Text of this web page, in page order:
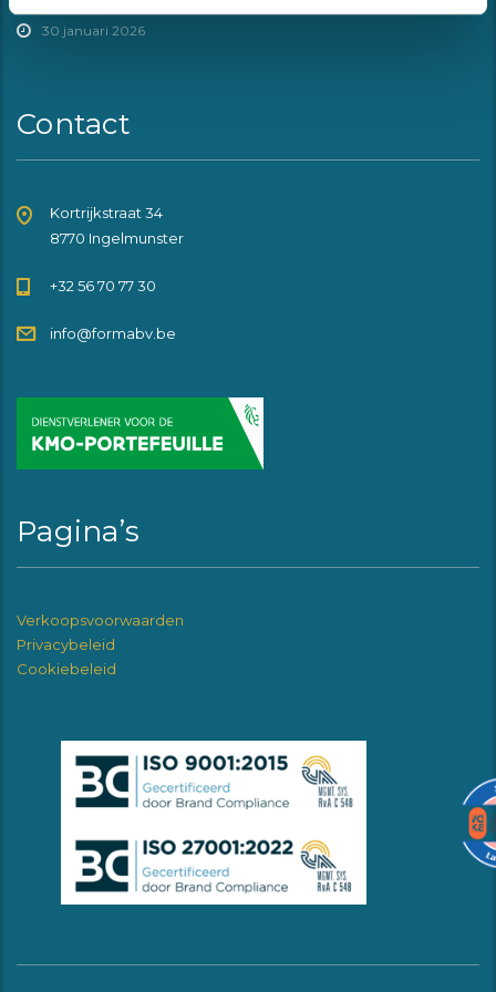
30 januari 2026
Contact
Kortrijkstraat 34
8770 Ingelmunster
+32 56 70 77 30
info@formabv.be
Pagina’s
Verkoopsvoorwaarden
Privacybeleid
Cookiebeleid